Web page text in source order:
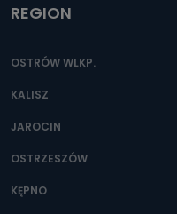
REGION
OSTRÓW WLKP.
KALISZ
JAROCIN
OSTRZESZÓW
KĘPNO